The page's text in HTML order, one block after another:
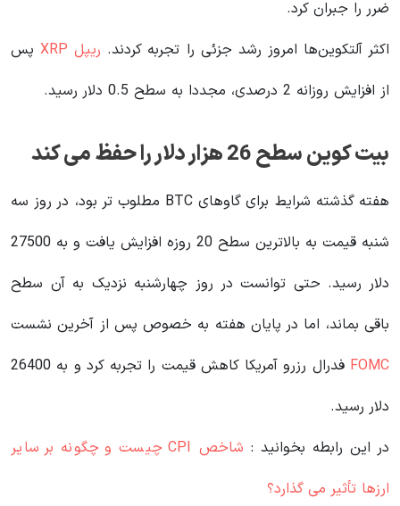
ضرر را جبران کرد.
اکثر آلتکوین‌ها امروز رشد جزئی را تجربه کردند. ریپل XRP
پس
از افزایش روزانه 2 درصدی، مجددا به سطح 0.5 دلار رسید.
بیت کوین سطح 26 هزار دلار را حفظ می کند
هفته گذشته شرایط برای گاوهای BTC مطلوب تر بود، در روز سه
شنبه قیمت به بالاترین سطح 20 روزه افزایش یافت و به 27500
دلار رسید. حتی توانست در روز چهارشنبه نزدیک به آن سطح
باقی بماند، اما در پایان هفته به خصوص پس از آخرین نشست
FOMC
فدرال رزرو آمریکا کاهش قیمت را تجربه کرد و به 26400
دلار رسید.
در این رابطه بخوانید‌ :
شاخص CPI چیست و چگونه بر سایر
ارزها تأثیر می گذارد؟